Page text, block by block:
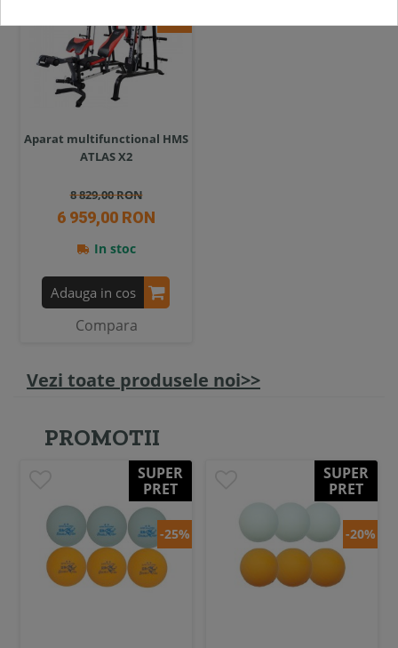
Aparat multifunctional HMS
ATLAS X2
8 829,00 RON
6 959,00 RON
In stoc
Adauga in cos
Compara
Vezi toate produsele noi>>
PROMOTII
SUPER
PRET
-25%
SUPER
PRET
-20%